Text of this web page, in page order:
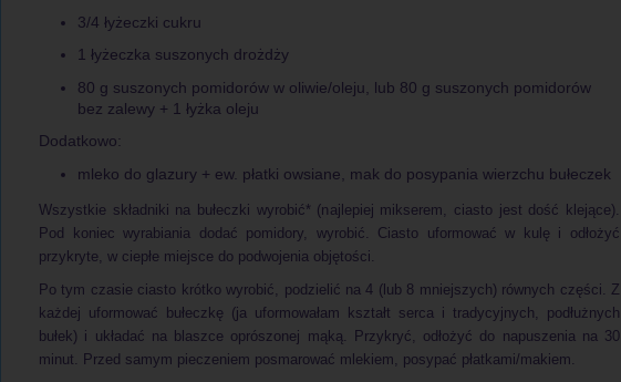
3/4 łyżeczki cukru
1 łyżeczka suszonych drożdży
80 g suszonych pomidorów w oliwie/oleju, lub 80 g suszonych pomidorów
bez zalewy + 1 łyżka oleju
Dodatkowo:
mleko do glazury + ew. płatki owsiane, mak do posypania wierzchu bułeczek
Wszystkie składniki na bułeczki wyrobić* (najlepiej mikserem, ciasto jest dość klejące).
Pod koniec wyrabiania dodać pomidory, wyrobić. Ciasto uformować w kulę i odłożyć
przykryte, w ciepłe miejsce do podwojenia objętości.
Po tym czasie ciasto krótko wyrobić, podzielić na 4 (lub 8 mniejszych) równych części. Z
każdej uformować bułeczkę (ja uformowałam kształt serca i tradycyjnych, podłużnych
bułek) i układać na blaszce oprószonej mąką. Przykryć, odłożyć do napuszenia na 30
minut. Przed samym pieczeniem posmarować mlekiem, posypać płatkami/makiem.